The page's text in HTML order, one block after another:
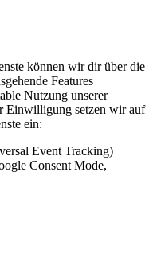
können wir dir über die
Features
Nutzung unserer
Einwilligung setzen wir auf
ein:
Event Tracking)
Consent Mode,